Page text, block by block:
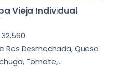
Vieja Individual
32,560
Res Desmechada, Queso
Tomate,...